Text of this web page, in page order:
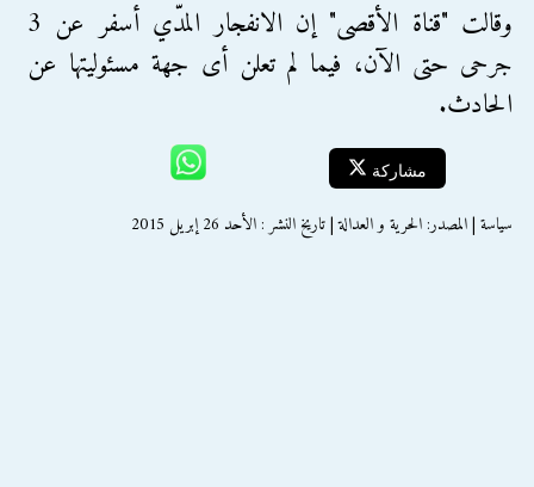
وقالت "قناة الأقصى" إن الانفجار المدّي أسفر عن 3
جرحى حتى الآن، فيما لم تعلن أى جهة مسئوليتها عن
الحادث.
مشاركة
سياسة | المصدر: الحرية و العدالة | تاريخ النشر : الأحد 26 إبريل 2015